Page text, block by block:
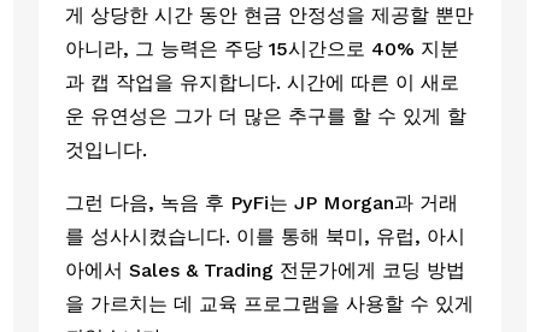
게 상당한 시간 동안 현금 안정성을 제공할 뿐만
아니라, 그 능력은 주당 15시간으로 40% 지분
과 캡 작업을 유지합니다. 시간에 따른 이 새로
운 유연성은 그가 더 많은 추구를 할 수 있게 할
것입니다.
그런 다음, 녹음 후 PyFi는 JP Morgan과 거래
를 성사시켰습니다. 이를 통해 북미, 유럽, 아시
아에서 Sales & Trading 전문가에게 코딩 방법
을 가르치는 데 교육 프로그램을 사용할 수 있게